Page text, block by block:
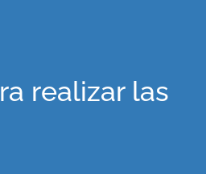
realizar las